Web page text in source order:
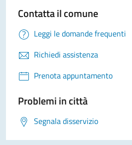
Contatta il comune
Leggi le domande frequenti
Richiedi assistenza
Prenota appuntamento
Problemi in città
Segnala disservizio